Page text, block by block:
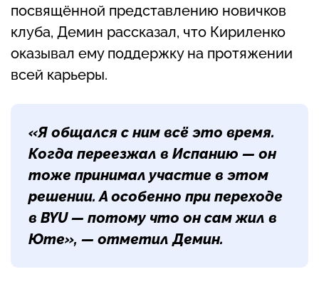
посвящённой представлению новичков
клуба, Демин рассказал, что Кириленко
оказывал ему поддержку на протяжении
всей карьеры.
«Я общался с ним всё это время.
Когда переезжал в Испанию — он
тоже принимал участие в этом
решении. А особенно при переходе
в BYU — потому что он сам жил в
Юте», — отметил Демин.